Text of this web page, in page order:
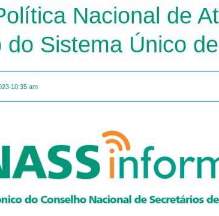
Nacional de
do Sistema Único
10:35 am